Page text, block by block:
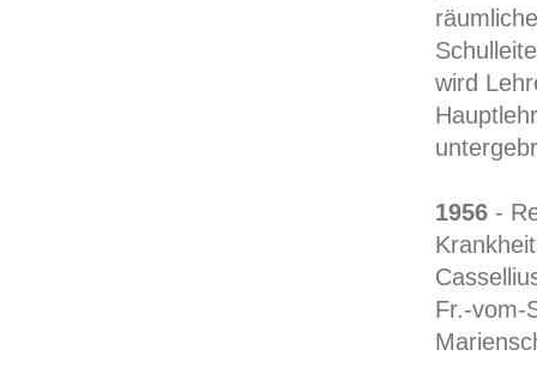
wird
1956 -
Fr.-vom-